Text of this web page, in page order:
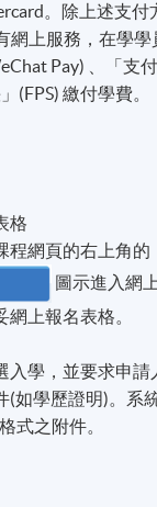
。除上述支付
網上服務，在學學
Pay) 、「支
(FPS) 繳付學費。
格
程網頁的右上角的
圖示進入網
上報名表格。
入學，並要求申請
(如學歷證明)。系
式之附件。